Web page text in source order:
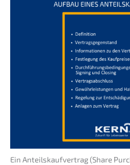
Ein Anteils­kauf­ver­trag (Share